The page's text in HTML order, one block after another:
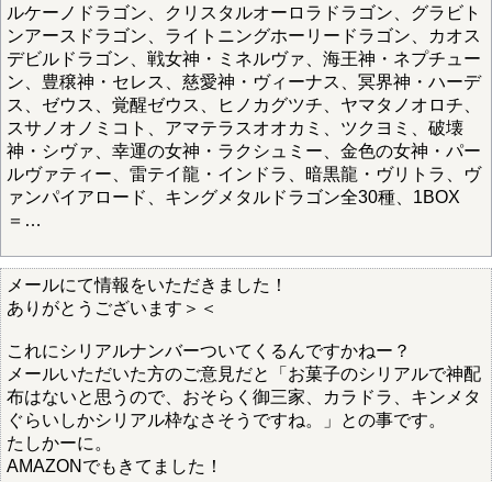
ルケーノドラゴン、クリスタルオーロラドラゴン、グラビト
ンアースドラゴン、ライトニングホーリードラゴン、カオス
デビルドラゴン、戦女神・ミネルヴァ、海王神・ネプチュー
ン、豊穣神・セレス、慈愛神・ヴィーナス、冥界神・ハーデ
ス、ゼウス、覚醒ゼウス、ヒノカグツチ、ヤマタノオロチ、
スサノオノミコト、アマテラスオオカミ、ツクヨミ、破壊
神・シヴァ、幸運の女神・ラクシュミー、金色の女神・パー
ルヴァティー、雷テイ龍・インドラ、暗黒龍・ヴリトラ、ヴ
ァンパイアロード、キングメタルドラゴン全30種、1BOX
＝…
メールにて情報をいただきました！
ありがとうございます＞＜
これにシリアルナンバーついてくるんですかねー？
メールいただいた方のご意見だと「お菓子のシリアルで神配
布はないと思うので、おそらく御三家、カラドラ、キンメタ
ぐらいしかシリアル枠なさそうですね。」との事です。
たしかーに。
AMAZONでもきてました！